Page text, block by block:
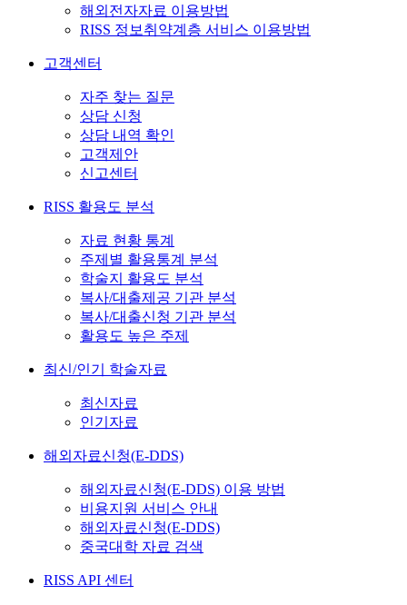
해외전자자료 이용방법
RISS 정보취약계층 서비스 이용방법
고객센터
자주 찾는 질문
상담 신청
상담 내역 확인
고객제안
신고센터
RISS 활용도 분석
자료 현황 통계
주제별 활용통계 분석
학술지 활용도 분석
복사/대출제공 기관 분석
복사/대출신청 기관 분석
활용도 높은 주제
최신/인기 학술자료
최신자료
인기자료
해외자료신청(E-DDS)
해외자료신청(E-DDS) 이용 방법
비용지원 서비스 안내
해외자료신청(E-DDS)
중국대학 자료 검색
RISS API 센터